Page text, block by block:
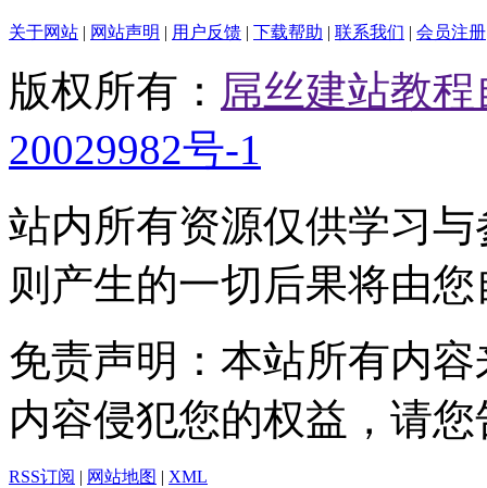
关于网站 | 网站声明 | 用户反馈 | 下载帮助 | 联系我们 | 会员注册
版权所有： 屌丝建站教
20029982号-1
站内所有资源仅供学习
则产生的一切后果将由
免责声明：本站所有内
内容侵犯您的权益，请
RSS订阅 | 网站地图 | XML